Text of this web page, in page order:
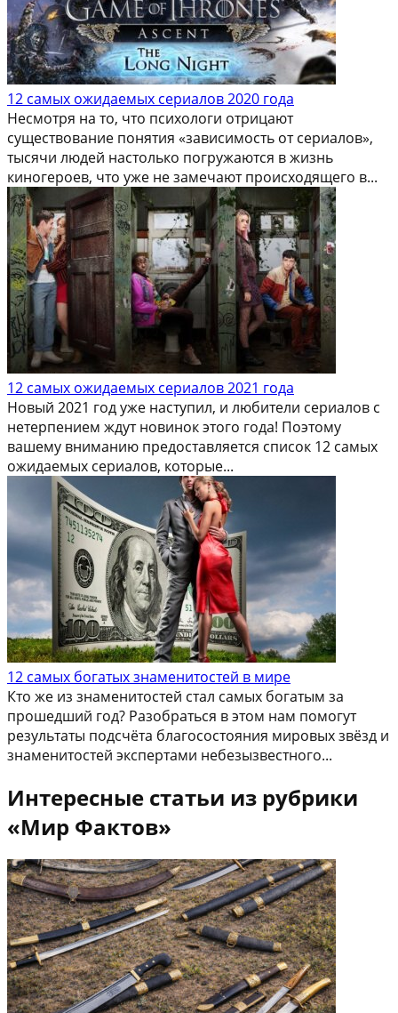
12 самых ожидаемых сериалов 2020 года
Несмотря на то, что психологи отрицают
существование понятия «зависимость от сериалов»,
тысячи людей настолько погружаются в жизнь
киногероев, что уже не замечают происходящего в...
12 самых ожидаемых сериалов 2021 года
Новый 2021 год уже наступил, и любители сериалов с
нетерпением ждут новинок этого года! Поэтому
вашему вниманию предоставляется список 12 самых
ожидаемых сериалов, которые...
12 самых богатых знаменитостей в мире
Кто же из знаменитостей стал самых богатым за
прошедший год? Разобраться в этом нам помогут
результаты подсчёта благосостояния мировых звёзд и
знаменитостей экспертами небезызвестного...
Интересные статьи из рубрики
«Мир Фактов»